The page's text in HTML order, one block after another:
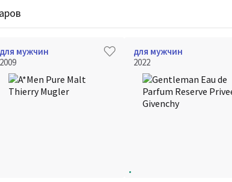
для мужчин
2009
для мужчин
2022